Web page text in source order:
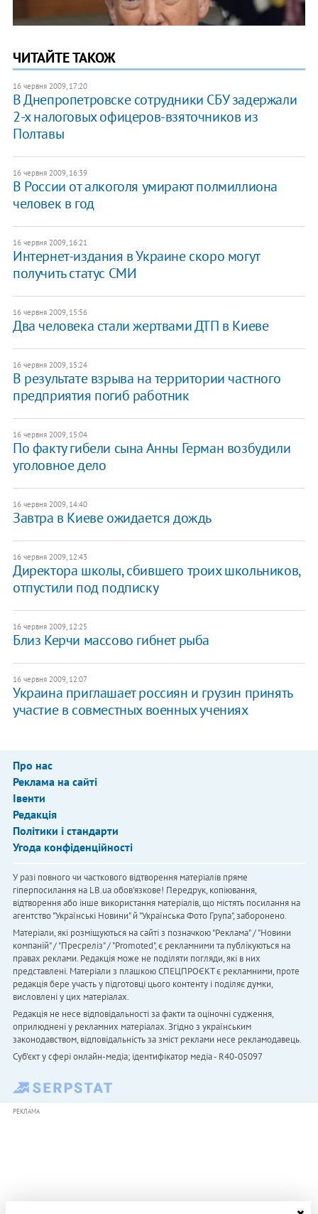
ЧИТАЙТЕ ТАКОЖ
16 червня 2009, 17:20
В Днепропетровске сотрудники СБУ задержали
2-х налоговых офицеров-взяточников из
Полтавы
16 червня 2009, 16:39
В России от алкоголя умирают полмиллиона
человек в год
16 червня 2009, 16:21
Интернет-издания в Украине скоро могут
получить статус СМИ
16 червня 2009, 15:56
Два человека стали жертвами ДТП в Киеве
16 червня 2009, 15:24
В результате взрыва на территории частного
предприятия погиб работник
16 червня 2009, 15:04
По факту гибели сына Анны Герман возбудили
уголовное дело
16 червня 2009, 14:40
Завтра в Киеве ожидается дождь
16 червня 2009, 12:43
Директора школы, сбившего троих школьников,
отпустили под подписку
16 червня 2009, 12:25
Близ Керчи массово гибнет рыба
16 червня 2009, 12:07
Украина приглашает россиян и грузин принять
участие в совместных военных учениях
Про нас
Реклама на сайті
Івенти
Редакція
Політики і стандарти
Угода конфіденційності
У разі повного чи часткового відтворення матеріалів пряме
гіперпосилання на LB.ua обов'язкове! Передрук, копіювання,
відтворення або інше використання матеріалів, що містять посилання на
агентство "Українськi Новини" й "Українська Фото Група", заборонено.
Матеріали, які розміщуються на сайті з позначкою "Реклама" / "Новини
компаній" / "Пресреліз" / "Promoted", є рекламними та публікуються на
правах реклами. Редакція може не поділяти погляди, які в них
представлені. Матеріали з плашкою СПЕЦПРОЄКТ є рекламними, проте
редакція бере участь у підготовці цього контенту і поділяє думки,
висловлені у цих матеріалах.
Редакція не несе відповідальності за факти та оціночні судження,
оприлюднені у рекламних матеріалах. Згідно з українським
законодавством, відповідальність за зміст реклами несе рекламодавець.
Cуб'єкт у сфері онлайн-медіа; ідентифікатор медіа - R40-05097
РЕКЛАМА